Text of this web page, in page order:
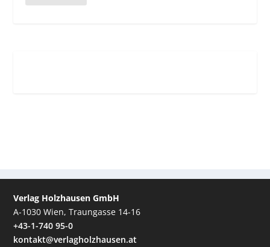
Verlag Holzhausen GmbH
A-1030 Wien, Traungasse 14-16
+43-1-740 95-0
kontakt@verlagholzhausen.at